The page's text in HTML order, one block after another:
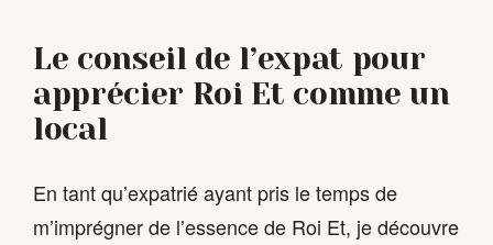
Le conseil de l’expat pour
apprécier Roi Et comme un
local
En tant qu’expatrié ayant pris le temps de
m’imprégner de l’essence de Roi Et, je découvre